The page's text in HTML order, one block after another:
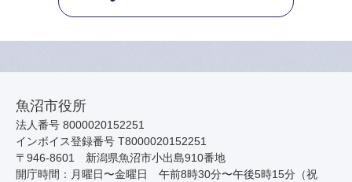
魚沼市役所
法人番号 8000020152251
インボイス登録番号 T8000020152251
〒946-8601 新潟県魚沼市小出島910番地
開庁時間：月曜日〜金曜日 午前8時30分〜午後5時15分（祝